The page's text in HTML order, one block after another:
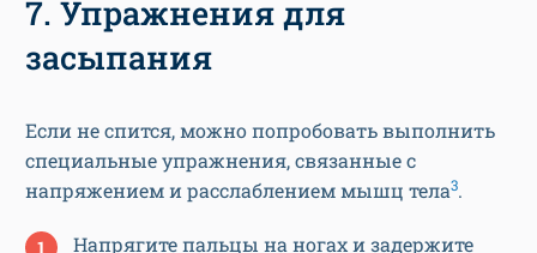
7. Упражнения для
засыпания
Если не спится, можно попробовать выполнить
специальные упражнения, связанные с
напряжением и расслаблением мышц тела3.
Напрягите пальцы на ногах и задержите